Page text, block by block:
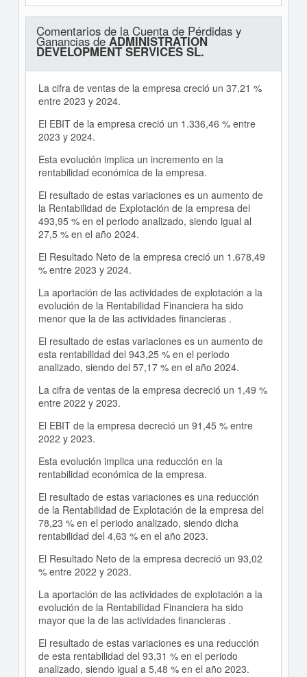
Comentarios de la Cuenta de Pérdidas y
Ganancias deADMINISTRATION
DEVELOPMENT SERVICES SL.
La cifra de ventas de la empresa creció un 37,21 %
entre 2023 y 2024.
El EBIT de la empresa creció un 1.336,46 % entre
2023 y 2024.
Esta evolución implica un incremento en la
rentabilidad económica de la empresa.
El resultado de estas variaciones es un aumento de
la Rentabilidad de Explotación de la empresa del
493,95 % en el periodo analizado, siendo igual al
27,5 % en el año 2024.
El Resultado Neto de la empresa creció un 1.678,49
% entre 2023 y 2024.
La aportación de las actividades de explotación a la
evolución de la Rentabilidad Financiera ha sido
menor que la de las actividades financieras .
El resultado de estas variaciones es un aumento de
esta rentabilidad del 943,25 % en el periodo
analizado, siendo del 57,17 % en el año 2024.
La cifra de ventas de la empresa decreció un 1,49 %
entre 2022 y 2023.
El EBIT de la empresa decreció un 91,45 % entre
2022 y 2023.
Esta evolución implica una reducción en la
rentabilidad económica de la empresa.
El resultado de estas variaciones es una reducción
de la Rentabilidad de Explotación de la empresa del
78,23 % en el periodo analizado, siendo dicha
rentabilidad del 4,63 % en el año 2023.
El Resultado Neto de la empresa decreció un 93,02
% entre 2022 y 2023.
La aportación de las actividades de explotación a la
evolución de la Rentabilidad Financiera ha sido
mayor que la de las actividades financieras .
El resultado de estas variaciones es una reducción
de esta rentabilidad del 93,31 % en el periodo
analizado, siendo igual a 5,48 % en el año 2023.